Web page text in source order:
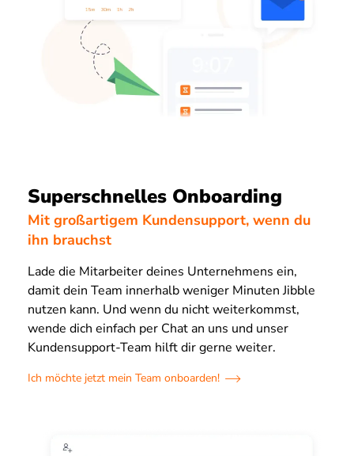
Superschnelles Onboarding
Mit großartigem Kundensupport, wenn du
ihn brauchst
Lade die Mitarbeiter deines Unternehmens ein,
damit dein Team innerhalb weniger Minuten Jibble
nutzen kann. Und wenn du nicht weiterkommst,
wende dich einfach per Chat an uns und unser
Kundensupport-Team hilft dir gerne weiter.
Ich möchte jetzt mein Team onboarden!